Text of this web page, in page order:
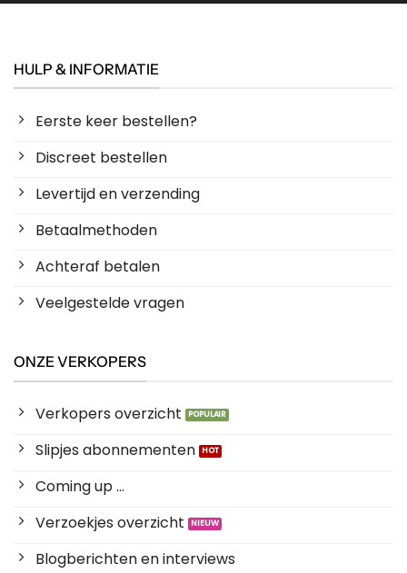
HULP & INFORMATIE
Eerste keer bestellen?
Discreet bestellen
Levertijd en verzending
Betaalmethoden
Achteraf betalen
Veelgestelde vragen
ONZE VERKOPERS
Verkopers overzicht
Slipjes abonnementen
Coming up ...
Verzoekjes overzicht
Blogberichten en interviews